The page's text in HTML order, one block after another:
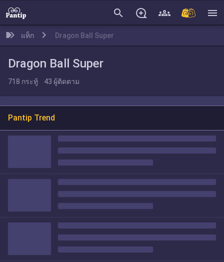
search menu
แท็ก Dragon Ball Super
Dragon Ball Super
718 กระทู้ 43 ผู้ติดตาม
Pantip Trend